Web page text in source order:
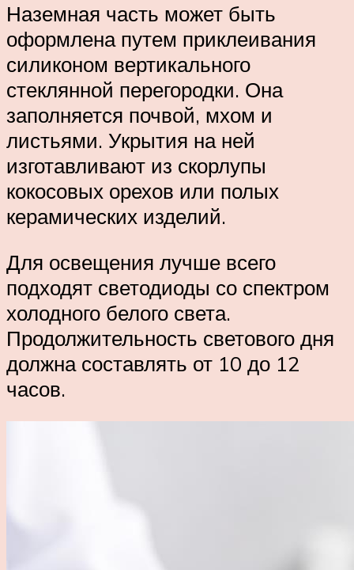
Наземная часть может быть
оформлена путем приклеивания
силиконом вертикального
стеклянной перегородки. Она
заполняется почвой, мхом и
листьями. Укрытия на ней
изготавливают из скорлупы
кокосовых орехов или полых
керамических изделий.
Для освещения лучше всего
подходят светодиоды со спектром
холодного белого света.
Продолжительность светового дня
должна составлять от 10 до 12
часов.